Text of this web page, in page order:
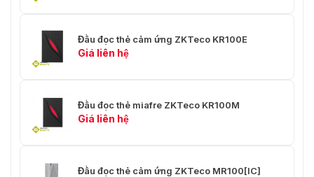
Đầu đọc thẻ cảm ứng ZKTeco KR100E
Giá liên hệ
Đầu đọc thẻ miafre ZKTeco KR100M
Giá liên hệ
Đầu đọc thẻ cảm ứng ZKTeco MR100[IC]